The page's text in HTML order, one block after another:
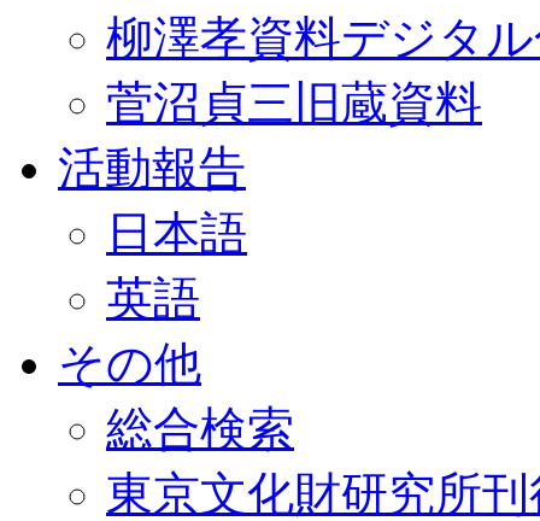
柳澤孝資料デジタ
菅沼貞三旧蔵資料
活動報告
日本語
英語
その他
総合検索
東京文化財研究所